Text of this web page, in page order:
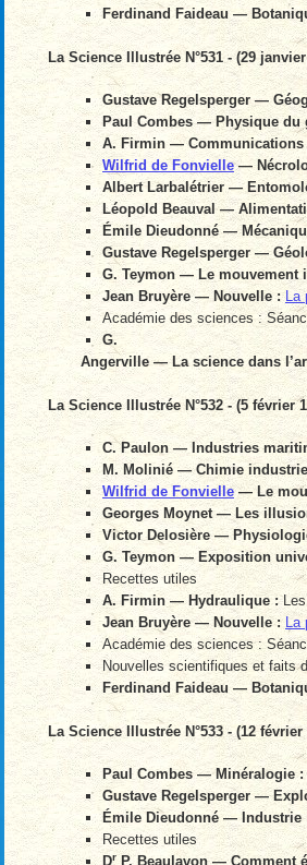
Ferdinand Faideau —
La Science Illustrée N°531 - (29 janvier
Gustave Regelsperger —
Paul Combes — Physique du
A. Firmin — Communications
Wilfrid de Fonvielle—
Albert Larbalétrier —
Léopold Beauval —
Émile Dieudonné —
Gustave Regelsperger —
G. Teymon — Le mouvement
Jean Bruyère — Nouvelle : La
Académie des sciences :
G.
Angerville — La science dans
La Science Illustrée N°532 - (5 février
C. Paulon — Industries
M. Molinié — Chimie
Wilfrid de Fonvielle— Le
Georges Moynet — Les
Victor Delosière —
G. Teymon — Exposition
Recettes utiles
A. Firmin — Hydraulique :Les
Jean Bruyère — Nouvelle : La
Académie des sciences :
Nouvelles scientifiques et faits
Ferdinand Faideau —
La Science Illustrée N°533 - (12 février
Paul Combes — Minéralogie :
Gustave Regelsperger —
Émile Dieudonné — Industrie
Recettes utiles
Dr P. Beaulavon — Comment